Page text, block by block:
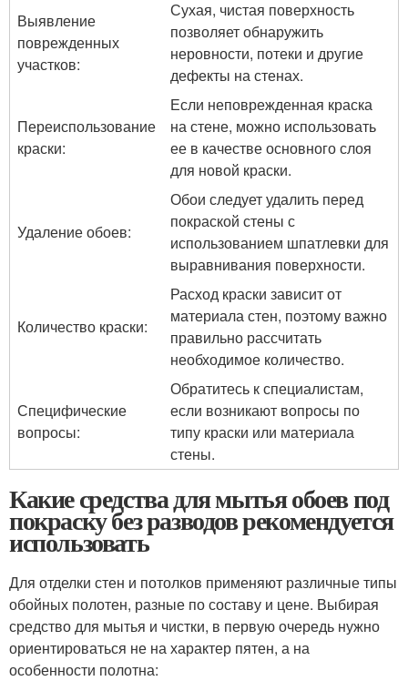
Выявление
поврежденных
участков:
Сухая, чистая поверхность
позволяет обнаружить
неровности, потеки и другие
дефекты на стенах.
Переиспользование
краски:
Если неповрежденная краска
на стене, можно использовать
ее в качестве основного слоя
для новой краски.
Удаление обоев:
Обои следует удалить перед
покраской стены с
использованием шпатлевки для
выравнивания поверхности.
Количество краски:
Расход краски зависит от
материала стен, поэтому важно
правильно рассчитать
необходимое количество.
Специфические
вопросы:
Обратитесь к специалистам,
если возникают вопросы по
типу краски или материала
стены.
Какие средства для мытья обоев под
покраску без разводов рекомендуется
использовать
Для отделки стен и потолков применяют различные типы
обойных полотен, разные по составу и цене. Выбирая
средство для мытья и чистки, в первую очередь нужно
ориентироваться не на характер пятен, а на
особенности полотна: